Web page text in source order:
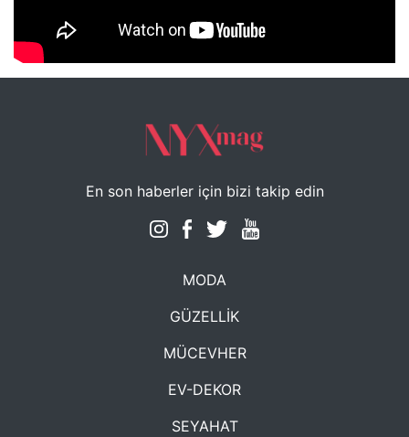
NYXmag 2. Yaş Kutlama Etkinliği
En son haberler için bizi takip edin
MODA
GÜZELLİK
MÜCEVHER
EV-DEKOR
SEYAHAT